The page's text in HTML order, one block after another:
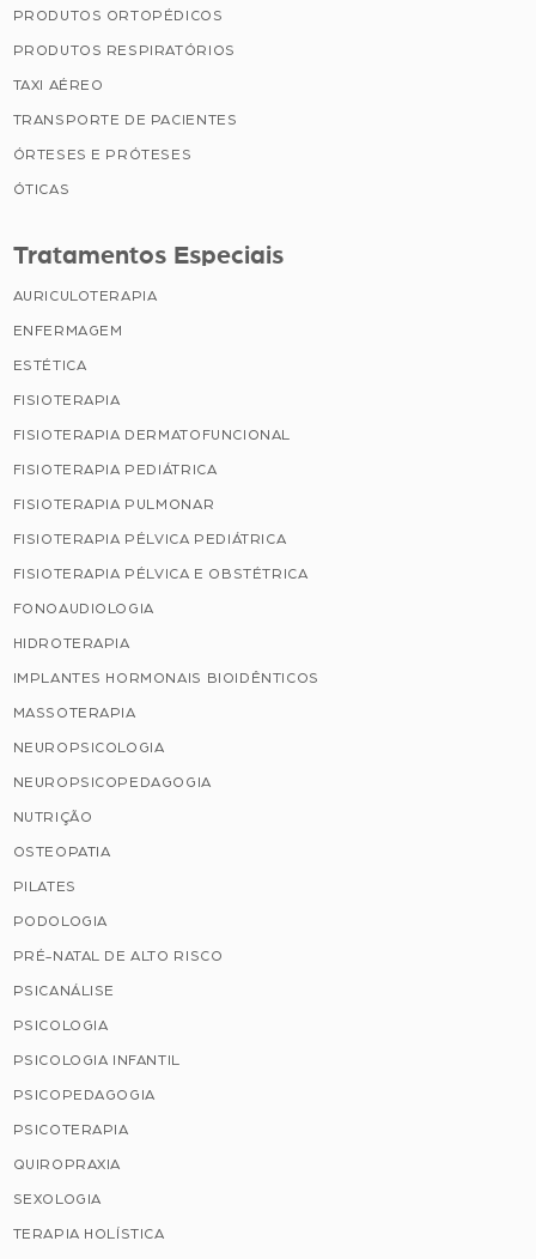
PRODUTOS ORTOPÉDICOS
PRODUTOS RESPIRATÓRIOS
TAXI AÉREO
TRANSPORTE DE PACIENTES
ÓRTESES E PRÓTESES
ÓTICAS
Tratamentos Especiais
AURICULOTERAPIA
ENFERMAGEM
ESTÉTICA
FISIOTERAPIA
FISIOTERAPIA DERMATOFUNCIONAL
FISIOTERAPIA PEDIÁTRICA
FISIOTERAPIA PULMONAR
FISIOTERAPIA PÉLVICA PEDIÁTRICA
FISIOTERAPIA PÉLVICA E OBSTÉTRICA
FONOAUDIOLOGIA
HIDROTERAPIA
IMPLANTES HORMONAIS BIOIDÊNTICOS
MASSOTERAPIA
NEUROPSICOLOGIA
NEUROPSICOPEDAGOGIA
NUTRIÇÃO
OSTEOPATIA
PILATES
PODOLOGIA
PRÉ-NATAL DE ALTO RISCO
PSICANÁLISE
PSICOLOGIA
PSICOLOGIA INFANTIL
PSICOPEDAGOGIA
PSICOTERAPIA
QUIROPRAXIA
SEXOLOGIA
TERAPIA HOLÍSTICA